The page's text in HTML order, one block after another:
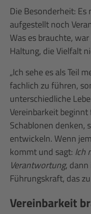
Die Besonderheit: Es
aufgestellt noch
Was es brauchte,
Haltung, die Vielfalt
„Ich sehe es als Teil
fachlich zu führen,
unterschiedliche
Vereinbarkeit
Schablonen denken,
entwickeln. Wenn
kommt und sagt: Ich
Verantwortung, dann
Führungskraft, das
Vereinbarkeit